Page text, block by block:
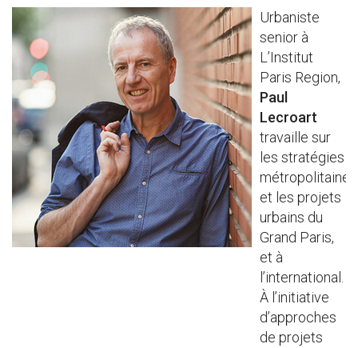
Urbaniste
senior à
L’Institut
Paris Region,
Paul
Lecroart
travaille sur
les stratégies
métropolitaines
et les projets
urbains du
Grand Paris,
et à
l’international.
À l’initiative
d’approches
de projets